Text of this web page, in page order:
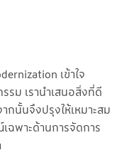
เข้าใจ
รม เรานำเสนอสิ่งที่ดี
นั้นจึงปรุงให้เหมาะสม
ฉพาะด้านการจัดการ